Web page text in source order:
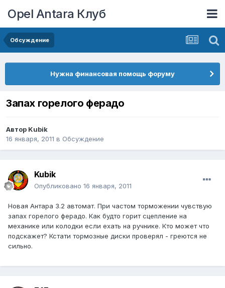
Opel Antara Клуб
Обсуждение
Нужна финансовая помощь форуму
Запах горелого ферадо
Автор Kubik
16 января, 2011 в Обсуждение
Kubik
Опубликовано 16 января, 2011
Новая Антара 3.2 автомат. При частом торможении чувствую
запах горелого ферадо. Как будто горит сцепление на
механике или колодки если ехать на ручнике. Кто может что
подскажет? Кстати тормозные диски проверял - греются не
сильно.